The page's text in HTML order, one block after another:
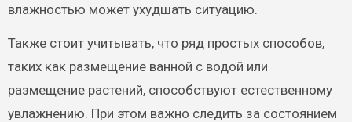
влажностью может ухудшать ситуацию.
Также стоит учитывать, что ряд простых способов,
таких как размещение ванной с водой или
размещение растений, способствуют естественному
увлажнению. При этом важно следить за состоянием